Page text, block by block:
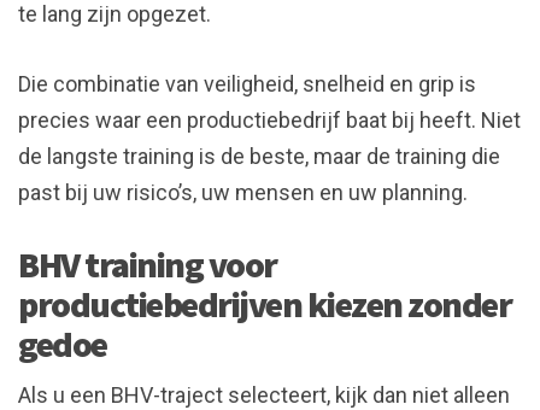
te lang zijn opgezet.
Die combinatie van veiligheid, snelheid en grip is
precies waar een productiebedrijf baat bij heeft. Niet
de langste training is de beste, maar de training die
past bij uw risico’s, uw mensen en uw planning.
BHV training voor
productiebedrijven kiezen zonder
gedoe
Als u een BHV-traject selecteert, kijk dan niet alleen